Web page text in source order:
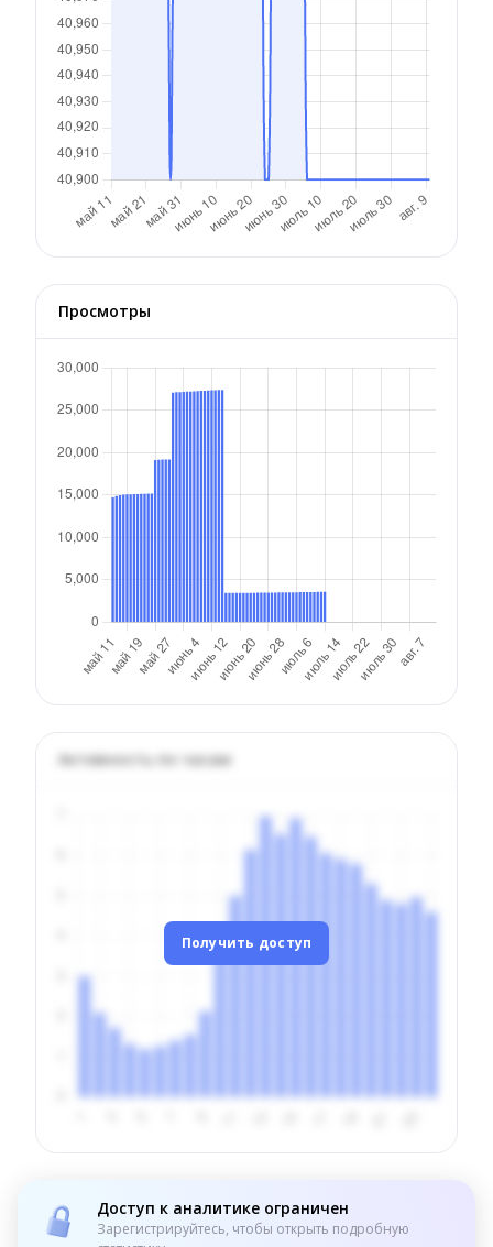
Просмотры
Активность по часам
Получить доступ
Доступ к аналитике ограничен
Зарегистрируйтесь, чтобы открыть подробную